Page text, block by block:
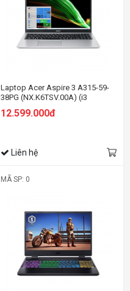
Laptop Acer Aspire 3 A315-59-
38PG (NX.K6TSV.00A) (i3
1215U/8GB RAM/512GB
SSD/15.6 inch FHD/Win 11/Bạc)
12.599.000đ
Liên hệ
MÃ SP: 0